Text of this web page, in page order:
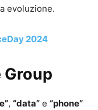
evoluzione.
2024
Group
, “data” e “phone”